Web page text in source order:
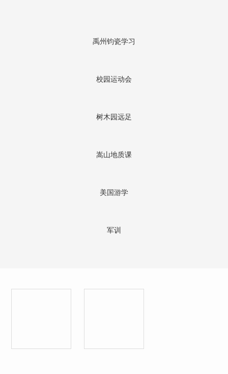
禹州钧瓷学习
校园运动会
树木园远足
嵩山地质课
美国游学
军训